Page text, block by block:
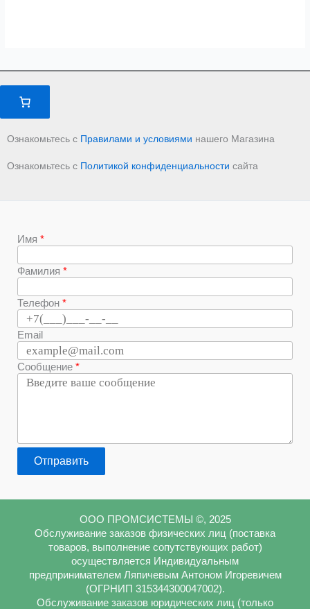
Ознакомьтесь с Правилами и условиями нашего Магазина
Ознакомьтесь с Политикой конфиденциальности сайта
Имя
Фамилия
Телефон
Email
Сообщение
Отправить
ООО ПРОМСИСТЕМЫ ©, 2025
Обслуживание заказов физических лиц (поставка
товаров, выполнение сопутствующих работ)
осуществляется Индивидуальным
предпринимателем Ляпичевым Антоном Игоревичем
(ОГРНИП 315344300047002).
Обслуживание заказов юридических лиц (только